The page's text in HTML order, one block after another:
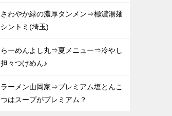
さわやか緑の濃厚タンメン⇒極濃湯麺
シントミ(埼玉)
らーめんよし丸⇒夏メニュー⇒冷やし
担々つけめん♪
ラーメン山岡家⇒プレミアム塩とんこ
つはスープがプレミアム？